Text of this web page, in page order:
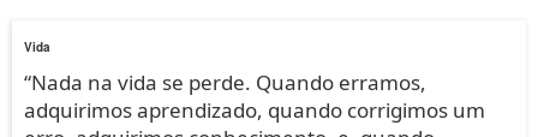
Vida
“Nada na vida se perde. Quando erramos,
adquirimos aprendizado, quando corrigimos um